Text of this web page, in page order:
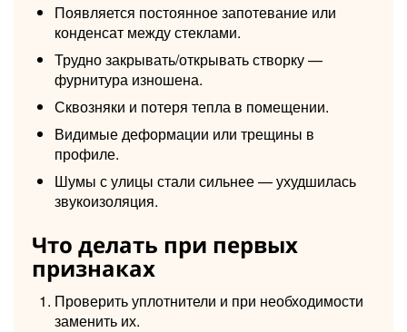
Появляется постоянное запотевание или
конденсат между стеклами.
Трудно закрывать/открывать створку —
фурнитура изношена.
Сквозняки и потеря тепла в помещении.
Видимые деформации или трещины в
профиле.
Шумы с улицы стали сильнее — ухудшилась
звукоизоляция.
Что делать при первых
признаках
Проверить уплотнители и при необходимости
заменить их.